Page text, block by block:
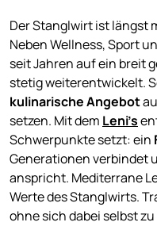
Der Stanglwirt ist längst
Neben Wellness, Sport
seit Jahren auf ein breit
stetig weiterentwickelt.
kulinarische Angebot
setzen. Mit dem Leni’s
Schwerpunkte setzt: ein
Generationen verbindet
anspricht. Mediterrane
Werte des Stanglwirts.
ohne sich dabei selbst